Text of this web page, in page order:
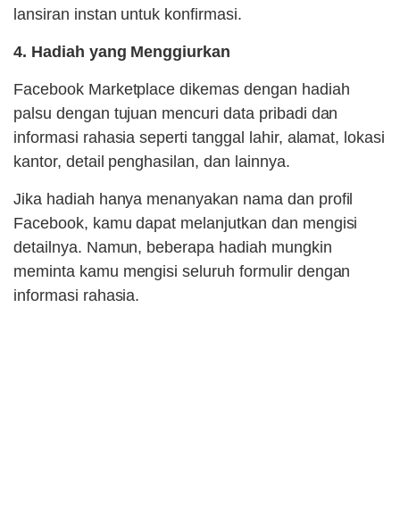
lansiran instan untuk konfirmasi.
4. Hadiah yang Menggiurkan
Facebook Marketplace dikemas dengan hadiah
palsu dengan tujuan mencuri data pribadi dan
informasi rahasia seperti tanggal lahir, alamat, lokasi
kantor, detail penghasilan, dan lainnya.
Jika hadiah hanya menanyakan nama dan profil
Facebook, kamu dapat melanjutkan dan mengisi
detailnya. Namun, beberapa hadiah mungkin
meminta kamu mengisi seluruh formulir dengan
informasi rahasia.